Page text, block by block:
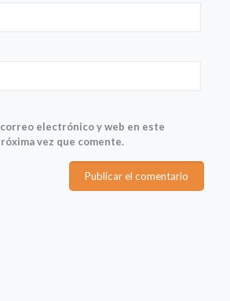
electrónico y web en este
vez que comente.